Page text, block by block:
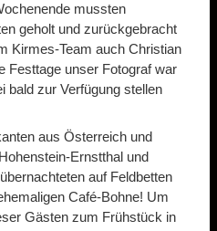
mussten
geholt und zurückgebracht
Kirmes-Team auch Christian
Festtage unser Fotograf war
bald zur Verfügung stellen
aus Österreich und
Ernstthal und
auf Feldbetten
Café-Bohne! Um
Gästen zum Frühstück in